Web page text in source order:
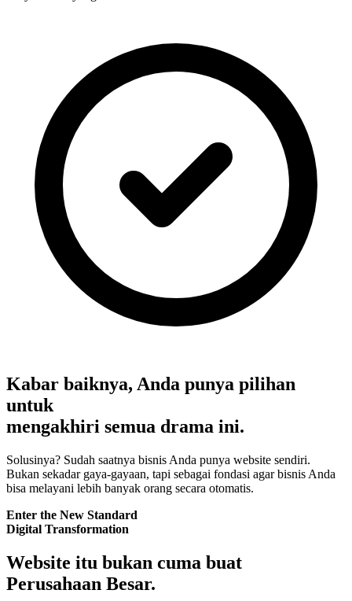
Kabar baiknya, Anda punya pilihan
untuk
mengakhiri semua drama ini.
Solusinya? Sudah saatnya bisnis Anda punya website sendiri.
Bukan sekadar gaya-gayaan, tapi sebagai fondasi agar bisnis Anda
bisa melayani lebih banyak orang secara otomatis.
Enter the New Standard
Digital Transformation
Website itu bukan cuma buat
Perusahaan Besar.